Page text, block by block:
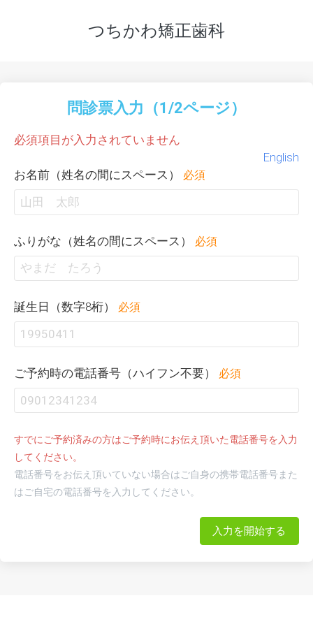
つちかわ矯正歯科
問診票入力（1/2ページ）
必須項目が入力されていません
English
お名前（姓名の間にスペース） 必須
ふりがな（姓名の間にスペース） 必須
誕生日（数字8桁） 必須
ご予約時の電話番号（ハイフン不要） 必須
すでにご予約済みの方はご予約時にお伝え頂いた電話番号を入力
してください。
電話番号をお伝え頂いていない場合はご自身の携帯電話番号また
はご自宅の電話番号を入力してください。
入力を開始する